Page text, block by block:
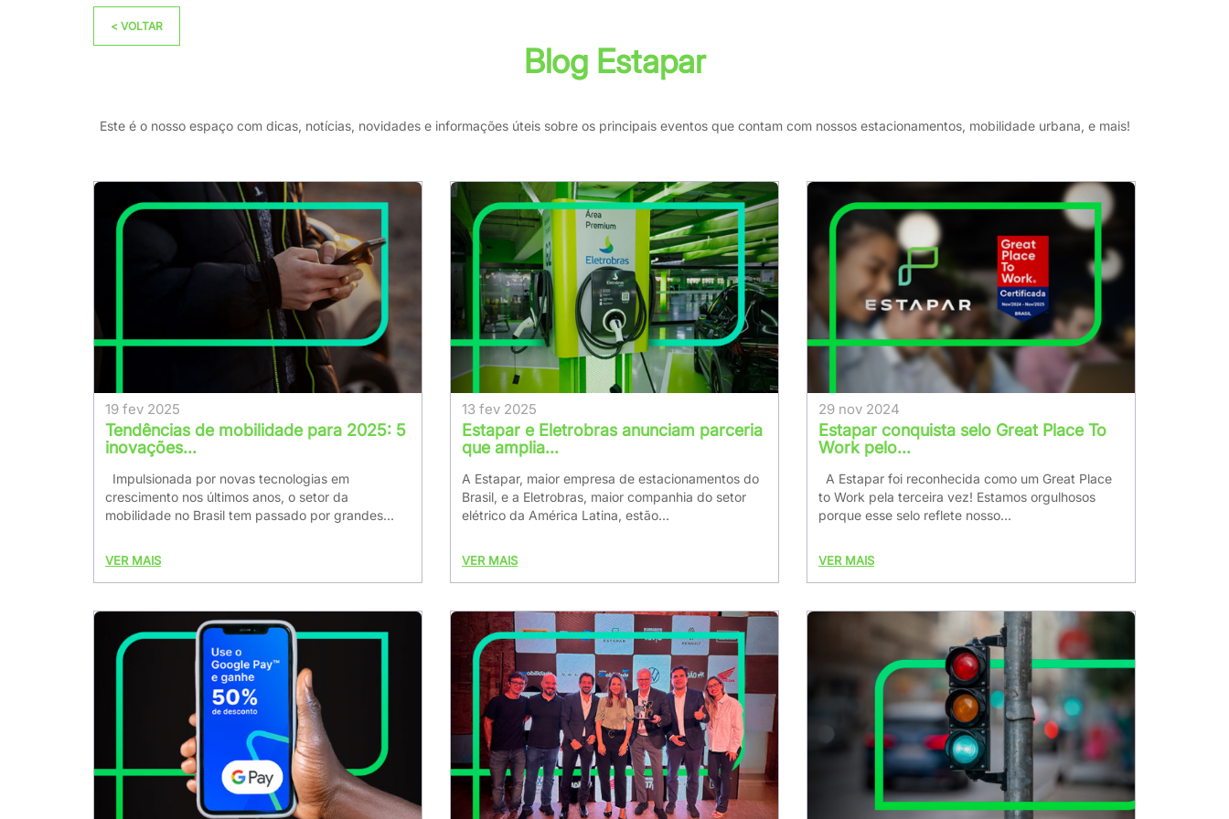
< VOLTAR
Blog Estapar
Este é o nosso espaço com dicas, notícias, novidades e informações úteis sobre os principais eventos que contam com nossos estacionamentos, mobilidade urbana, e mais!
19 fev 2025
Tendências de mobilidade para 2025: 5
inovações...
Impulsionada por novas tecnologias em
crescimento nos últimos anos, o setor da
mobilidade no Brasil tem passado por grandes...
VER MAIS
13 fev 2025
Estapar e Eletrobras anunciam parceria
que amplia...
A Estapar, maior empresa de estacionamentos do
Brasil, e a Eletrobras, maior companhia do setor
elétrico da América Latina, estão...
VER MAIS
29 nov 2024
Estapar conquista selo Great Place To
Work pelo...
A Estapar foi reconhecida como um Great Place
to Work pela terceira vez! Estamos orgulhosos
porque esse selo reflete nosso...
VER MAIS